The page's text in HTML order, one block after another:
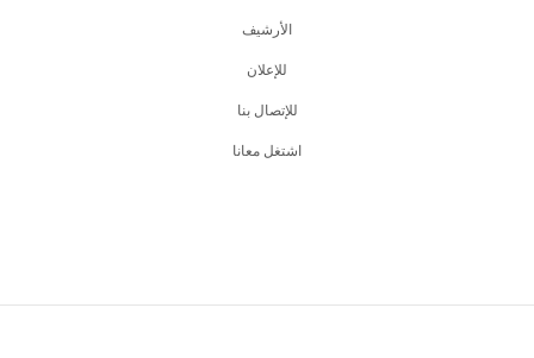
اﻷرشيف
للإعلان
للإتصال بنا
اشتغل معانا